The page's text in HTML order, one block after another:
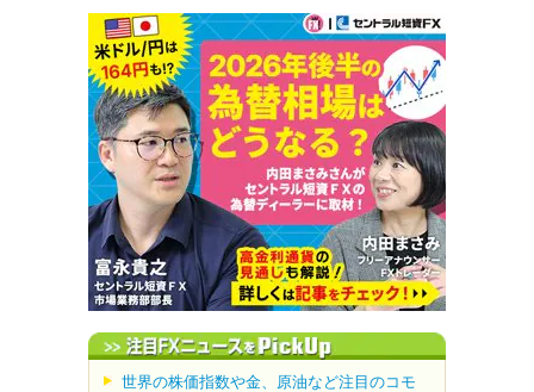
世界の株価指数や金、原油など注目のコモ